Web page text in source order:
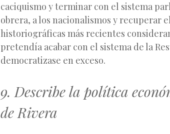
caciquismo y terminar con el sistema
obrera, a los nacionalismos y recuperar
historiográficas más recientes
pretendía acabar con el sistema de la
democratizase en exceso.
9. Describe la política
de Rivera